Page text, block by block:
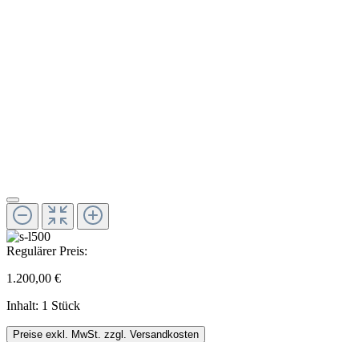
Regulärer Preis:
1.200,00 €
Inhalt: 1 Stück
Preise exkl. MwSt. zzgl. Versandkosten